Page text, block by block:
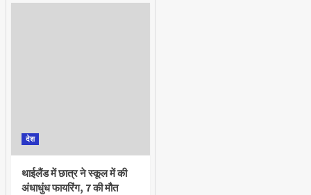
देश
थाईलैंड में छात्र ने स्कूल में की
अंधाधुंध फायरिंग, 7 की मौत